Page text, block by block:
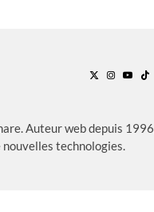
Auteur web depuis 1996,
technologies.